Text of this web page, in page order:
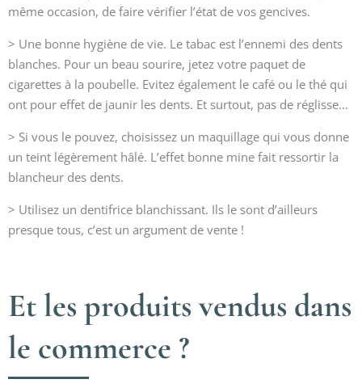
même occasion, de faire vérifier l’état de vos gencives.
> Une bonne hygiène de vie. Le tabac est l’ennemi des dents
blanches. Pour un beau sourire, jetez votre paquet de
cigarettes à la poubelle. Evitez également le café ou le thé qui
ont pour effet de jaunir les dents. Et surtout, pas de réglisse…
> Si vous le pouvez, choisissez un maquillage qui vous donne
un teint légèrement hâlé. L’effet bonne mine fait ressortir la
blancheur des dents.
> Utilisez un dentifrice blanchissant. Ils le sont d’ailleurs
presque tous, c’est un argument de vente !
Et les produits vendus dans
le commerce ?